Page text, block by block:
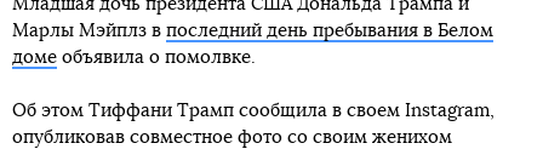
Младшая дочь президента США Дональда Трампа и
Марлы Мэйплз в последний день пребывания в Белом
доме объявила о помолвке.
Об этом Тиффани Трамп сообщила в своем Instagram,
опубликовав совместное фото со своим женихом